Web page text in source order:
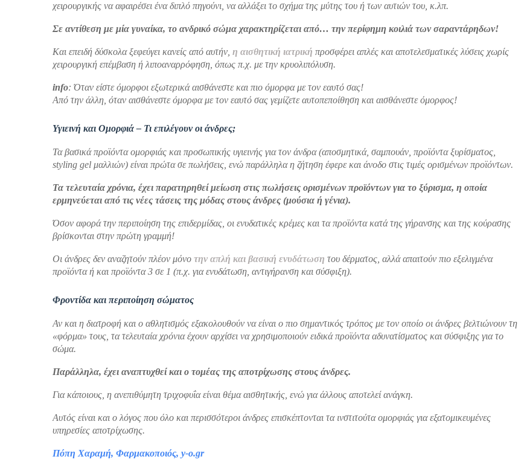
χειρουργικής να αφαιρέσει ένα διπλό πηγούνι, να αλλάξει το σχήμα της μύτης του ή των αυτιών του, κ.λπ.
Σε αντίθεση με μία γυναίκα, το ανδρικό σώμα χαρακτηρίζεται από… την περίφημη κοιλιά των σαραντάρηδων!
Και επειδή δύσκολα ξεφεύγει κανείς από αυτήν, η αισθητική ιατρική προσφέρει απλές και αποτελεσματικές λύσεις χωρίς
χειρουργική επέμβαση ή λιποαναρρόφηση, όπως π.χ. με την κρυολιπόλυση.
info: Όταν είστε όμορφοι εξωτερικά αισθάνεστε και πιο όμορφα με τον εαυτό σας!
Από την άλλη, όταν αισθάνεστε όμορφα με τον εαυτό σας γεμίζετε αυτοπεποίθηση και αισθάνεστε όμορφος!
Υγιεινή και Ομορφιά – Τι επιλέγουν οι άνδρες;
Τα βασικά προϊόντα ομορφιάς και προσωπικής υγιεινής για τον άνδρα (αποσμητικά, σαμπουάν, προϊόντα ξυρίσματος,
styling gel μαλλιών) είναι πρώτα σε πωλήσεις, ενώ παράλληλα η ζήτηση έφερε και άνοδο στις τιμές ορισμένων προϊόντων.
Τα τελευταία χρόνια, έχει παρατηρηθεί μείωση στις πωλήσεις ορισμένων προϊόντων για το ξύρισμα, η οποία
ερμηνεύεται από τις νέες τάσεις της μόδας στους άνδρες (μούσια ή γένια).
Όσον αφορά την περιποίηση της επιδερμίδας, οι ενυδατικές κρέμες και τα προϊόντα κατά της γήρανσης και της κούρασης
βρίσκονται στην πρώτη γραμμή!
Οι άνδρες δεν αναζητούν πλέον μόνο την απλή και βασική ενυδάτωση του δέρματος, αλλά απαιτούν πιο εξελιγμένα
προϊόντα ή και προϊόντα 3 σε 1 (π.χ. για ενυδάτωση, αντιγήρανση και σύσφιξη).
Φροντίδα και περιποίηση σώματος
Αν και η διατροφή και ο αθλητισμός εξακολουθούν να είναι ο πιο σημαντικός τρόπος με τον οποίο οι άνδρες βελτιώνουν τη
«φόρμα» τους, τα τελευταία χρόνια έχουν αρχίσει να χρησιμοποιούν ειδικά προϊόντα αδυνατίσματος και σύσφιξης για το
σώμα.
Παράλληλα, έχει αναπτυχθεί και ο τομέας της αποτρίχωσης στους άνδρες.
Για κάποιους, η ανεπιθύμητη τριχοφυΐα είναι θέμα αισθητικής, ενώ για άλλους αποτελεί ανάγκη.
Αυτός είναι και ο λόγος που όλο και περισσότεροι άνδρες επισκέπτονται τα ινστιτούτα ομορφιάς για εξατομικευμένες
υπηρεσίες αποτρίχωσης.
Πόπη Χαραμή, Φαρμακοποιός, y-o.gr